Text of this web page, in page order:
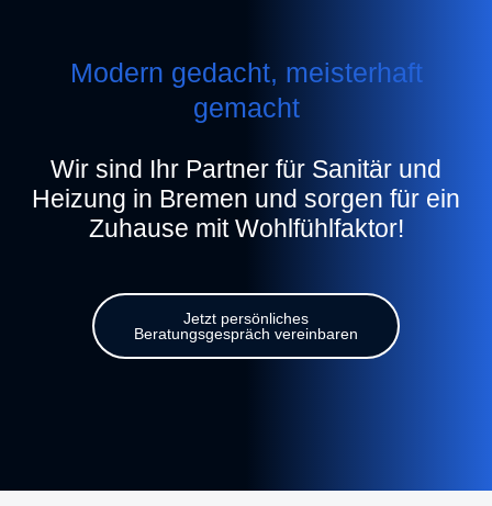
Modern gedacht, meisterhaft
gemacht
Wir sind Ihr Partner für Sanitär und
Heizung in Bremen und sorgen für ein
Zuhause mit Wohlfühlfaktor!
Jetzt persönliches
Beratungsgespräch vereinbaren